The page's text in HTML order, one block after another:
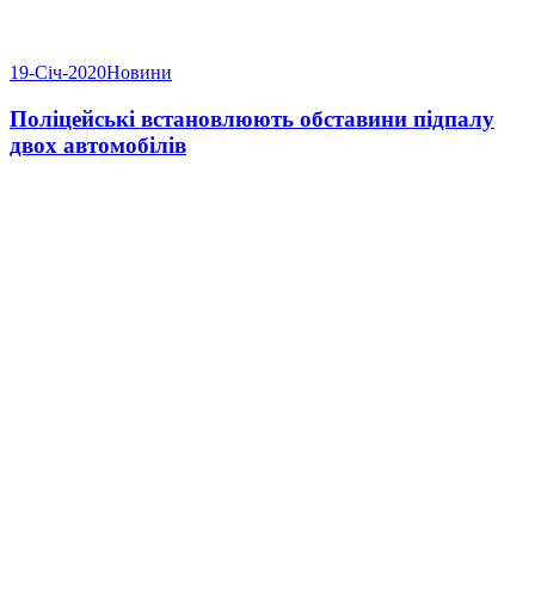
19-Січ-2020Новини
Поліцейські встановлюють обставини підпалу
двох автомобілів